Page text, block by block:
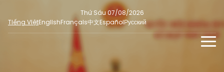
Thứ Sáu 07/08/2026
Tiếng ViệtEnglishFrançais中文EspañolРусский
TIN TỨC - SỰ KIỆN